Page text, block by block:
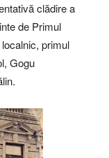
clădire a
de Primul
primul
Gogu